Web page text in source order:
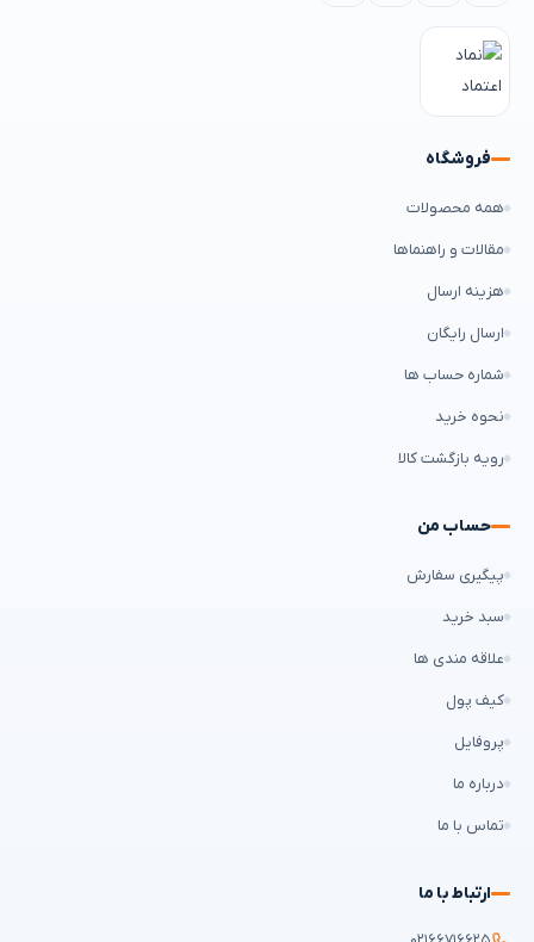
فروشگاه
همه محصولات
مقالات و راهنماها
هزینه ارسال
ارسال رایگان
شماره حساب ها
نحوه خرید
رویه بازگشت کالا
حساب من
پیگیری سفارش
سبد خرید
علاقه مندی ها
کیف پول
پروفایل
درباره ما
تماس با ما
ارتباط با ما